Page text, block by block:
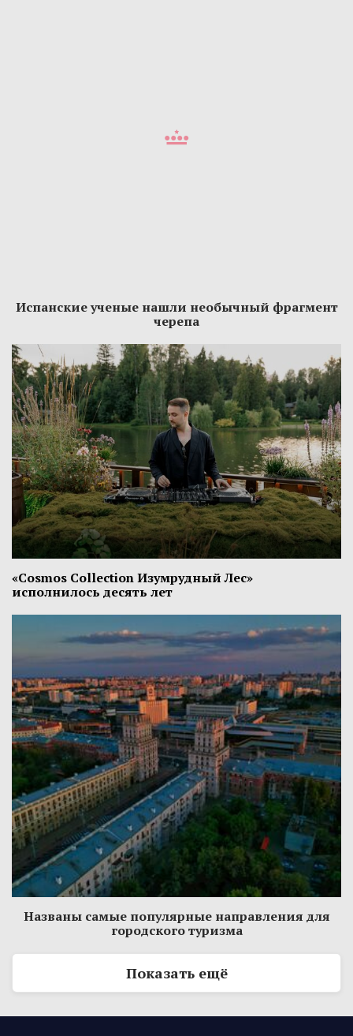
Испанские ученые нашли необычный фрагмент
черепа
«Cosmos Collection Изумрудный Лес»
исполнилось десять лет
Названы самые популярные направления для
городского туризма
Показать ещё